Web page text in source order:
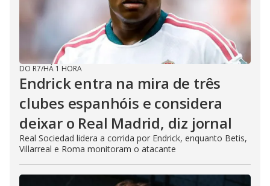
DO R7/HÁ 1 HORA
Endrick entra na mira de três
clubes espanhóis e considera
deixar o Real Madrid, diz jornal
Real Sociedad lidera a corrida por Endrick, enquanto Betis,
Villarreal e Roma monitoram o atacante